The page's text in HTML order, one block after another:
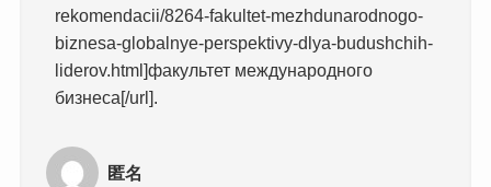
rekomendacii/8264-fakultet-mezhdunarodnogo-
biznesa-globalnye-perspektivy-dlya-budushchih-
liderov.html]факультет международного
бизнеса[/url].
匿名